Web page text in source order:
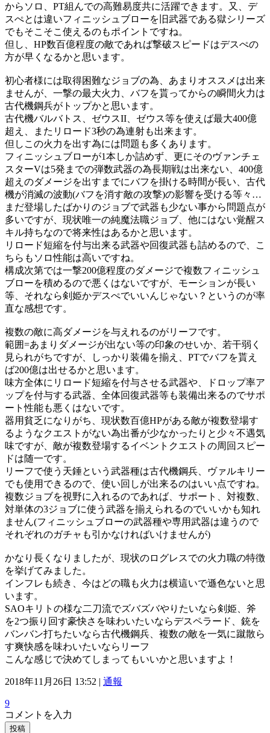
からソロ、PT組んでの高難易度共に活躍できます。又、デ
スぺとは違いフィニッシュブローを旧武器である獄シリーズ
でもそこそこ使えるのもポイントですね。
但し、HP数百億程度の敵であれば撃破スピードはデスぺの
方が早くなるかと思います。
初心者様には取得困難なジョブの為、あまりオススメは出来
ませんが、一撃の最大火力、バフを貰ってからの瞬間火力は
古代機鋼兵がトップかと思います。
古代機バルバトス、ゼウスII、ゼウス等を使えば最大400億
超え、またリロード3秒の為連射も出来ます。
但しこの火力を出す為には問題も多くあります。
フィニッシュブローが1本しか詰めず、更にそのヴァンチェ
スターVは5発までの弾数武器の為長期戦は出来ない、400億
超えのダメージを出すまでにバフを掛ける時間が長い、古代
機が消滅の波動(バフを消す敵の攻撃)の影響を受ける等々…
まだ登場したばかりのジョブで武器も少ない事から問題点が
多いですが、現状唯一の純魔法職ジョブ、他にはない覚醒ス
キル持ちなので将来性はあるかと思います。
リロード短縮を付与出来る武器や回復武器も詰めるので、こ
ちらもソロ性能は高いですね。
構成次第では一撃200億程度のダメージで複数フィニッシュ
ブローを積めるので悪くはないですが、モーションが長い
等、それなら剣姫かデスぺでいいんじゃない？というのが率
直な感想です。
複数の敵に高ダメージを与えれるのがリーフです。
範囲=あまりダメージが出ない等の印象のせいか、若干弱く
見られがちですが、しっかり装備を揃え、PTでバフを貰え
ば200億は出せるかと思います。
味方全体にリロード短縮を付与させる武器や、ドロップ率ア
ップを付与する武器、全体回復武器等も装備出来るのでサポ
ート性能も悪くはないです。
器用貧乏になりがち、現状数百億HPがある敵が複数登場す
るようなクエストがない為出番が少なかったりと少々不遇気
味ですが、敵が複数登場するイベントクエストの周回スピー
ドは随一です。
リーフで使う天錘という武器種は古代機鋼兵、ヴァルキリー
でも使用できるので、使い回しが出来るのはいい点ですね。
複数ジョブを視野に入れるのであれば、サポート、対複数、
対単体の3ジョブに使う武器を揃えられるのでいいかも知れ
ません(フィニッシュブローの武器種や専用武器は違うので
それぞれのガチャも引かなければいけませんが)
かなり長くなりましたが、現状のログレスでの火力職の特徴
を挙げてみました。
インフレも続き、今はどの職も火力は横這いで遜色ないと思
います。
SAOキリトの様な二刀流でズバズバやりたいなら剣姫、斧
を2つ振り回す豪快さを味わいたいならデスペラード、銃を
バンバン打ちたいなら古代機鋼兵、複数の敵を一気に蹴散ら
す爽快感を味わいたいならリーフ
こんな感じで決めてしまってもいいかと思いますよ！
2018年11月26日 13:52 | 通報
9
コメントを入力
投稿